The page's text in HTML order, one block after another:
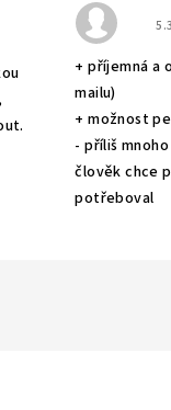
z 5 hvězdiček.
+ příjemná a
mailu)
+ možnost
- příliš
člověk chce
potřeboval